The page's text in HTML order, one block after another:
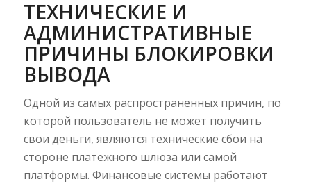
ТЕХНИЧЕСКИЕ И
АДМИНИСТРАТИВНЫЕ
ПРИЧИНЫ БЛОКИРОВКИ
ВЫВОДА
Одной из самых распространенных причин, по
которой пользователь не может получить
свои деньги, являются технические сбои на
стороне платежного шлюза или самой
платформы. Финансовые системы работают